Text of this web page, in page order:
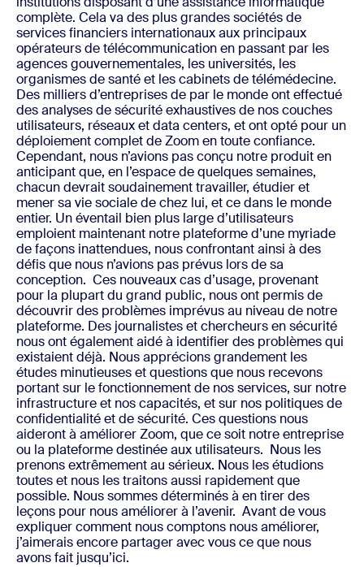
complète. Cela va des plus grandes sociétés de
services financiers internationaux aux principaux
opérateurs de télécommunication en passant par les
agences gouvernementales, les universités, les
organismes de santé et les cabinets de télémédecine.
Des milliers d’entreprises de par le monde ont effectué
des analyses de sécurité exhaustives de nos couches
utilisateurs, réseaux et data centers, et ont opté pour un
déploiement complet de Zoom en toute confiance.
Cependant, nous n’avions pas conçu notre produit en
anticipant que, en l’espace de quelques semaines,
chacun devrait soudainement travailler, étudier et
mener sa vie sociale de chez lui, et ce dans le monde
entier. Un éventail bien plus large d’utilisateurs
emploient maintenant notre plateforme d’une myriade
de façons inattendues, nous confrontant ainsi à des
défis que nous n’avions pas prévus lors de sa
conception. Ces nouveaux cas d’usage, provenant
pour la plupart du grand public, nous ont permis de
découvrir des problèmes imprévus au niveau de notre
plateforme. Des journalistes et chercheurs en sécurité
nous ont également aidé à identifier des problèmes qui
existaient déjà. Nous apprécions grandement les
études minutieuses et questions que nous recevons
portant sur le fonctionnement de nos services, sur notre
infrastructure et nos capacités, et sur nos politiques de
confidentialité et de sécurité. Ces questions nous
aideront à améliorer Zoom, que ce soit notre entreprise
ou la plateforme destinée aux utilisateurs. Nous les
prenons extrêmement au sérieux. Nous les étudions
toutes et nous les traitons aussi rapidement que
possible. Nous sommes déterminés à en tirer des
leçons pour nous améliorer à l’avenir. Avant de vous
expliquer comment nous comptons nous améliorer,
j’aimerais encore partager avec vous ce que nous
avons fait jusqu’ici.